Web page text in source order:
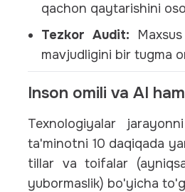
qachon qaytarishini
Tezkor Audit:
mavjudligini bir tugma
Inson omili va AI
Texnologiyalar
ta'minotni 10 daqiqada
tillar va toifalar
yubormaslik) bo'yicha